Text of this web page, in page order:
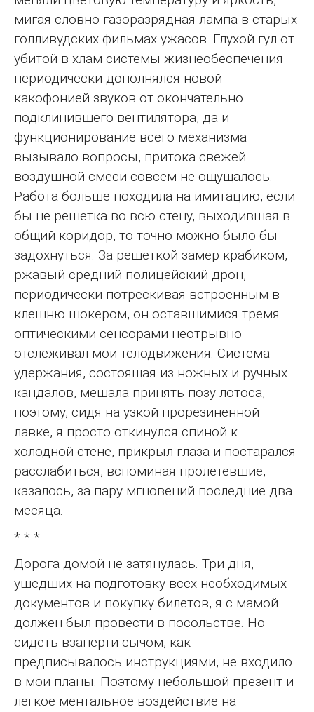
мигая словно газоразрядная лампа в старых
голливудских фильмах ужасов. Глухой гул от
убитой в хлам системы жизнеобеспечения
периодически дополнялся новой
какофонией звуков от окончательно
подклинившего вентилятора, да и
функционирование всего механизма
вызывало вопросы, притока свежей
воздушной смеси совсем не ощущалось.
Работа больше походила на имитацию, если
бы не решетка во всю стену, выходившая в
общий коридор, то точно можно было бы
задохнуться. За решеткой замер крабиком,
ржавый средний полицейский дрон,
периодически потрескивая встроенным в
клешню шокером, он оставшимися тремя
оптическими сенсорами неотрывно
отслеживал мои телодвижения. Система
удержания, состоящая из ножных и ручных
кандалов, мешала принять позу лотоса,
поэтому, сидя на узкой прорезиненной
лавке, я просто откинулся спиной к
холодной стене, прикрыл глаза и постарался
расслабиться, вспоминая пролетевшие,
казалось, за пару мгновений последние два
месяца.
* * *
Дорога домой не затянулась. Три дня,
ушедших на подготовку всех необходимых
документов и покупку билетов, я с мамой
должен был провести в посольстве. Но
сидеть взаперти сычом, как
предписывалось инструкциями, не входило
в мои планы. Поэтому небольшой презент и
легкое ментальное воздействие на